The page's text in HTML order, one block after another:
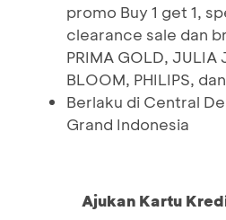
promo Buy 1 get 1,
clearance sale dan
PRIMA GOLD, JULIA
BLOOM, PHILIPS,
Berlaku di Central
Grand Indonesia
Ajukan Kartu